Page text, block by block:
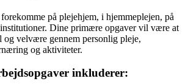
på plejehjem, i hjemmeplejen, på
Dine primære opgaver vil være at
og velvære gennem personlig pleje,
og aktiviteter.
inkluderer: